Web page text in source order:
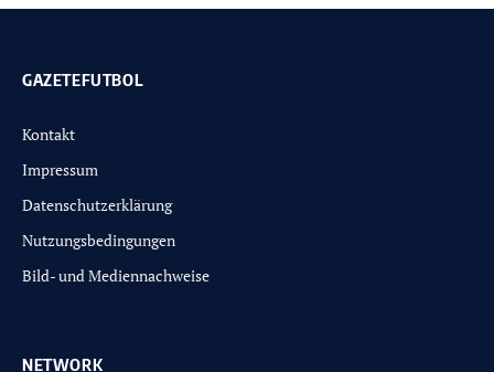
GAZETEFUTBOL
Kontakt
Impressum
Datenschutzerklärung
Nutzungsbedingungen
Bild- und Mediennachweise
NETWORK